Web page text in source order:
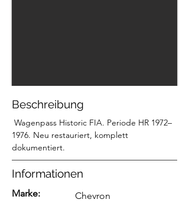
Beschreibung
Wagenpass Historic FIA. Periode HR 1972–
1976. Neu restauriert, komplett
dokumentiert.
Informationen
Marke:
Chevron